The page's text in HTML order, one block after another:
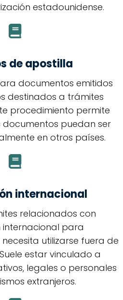
estadounidense.
de apostilla
documentos emitidos
destinados a trámites
procedimiento permite
puedan ser
en otros países.
internacional
relacionados con
internacional para
utilizarse fuera de
estar vinculado a
legales o personales
extranjeros.